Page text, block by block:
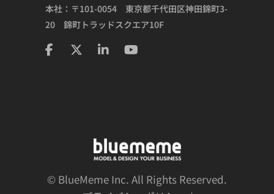
本社：〒101-0054 東京都千代田区神田錦町3-
20 錦町トラッドスクエア10F
© BlueMeme Inc. All Rights Reserved.